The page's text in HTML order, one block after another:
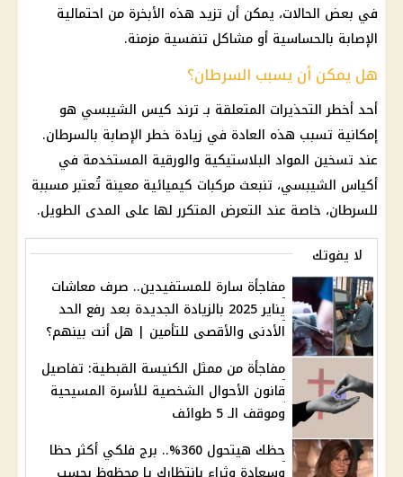
في بعض الحالات، يمكن أن تزيد هذه الأبخرة من احتمالية
الإصابة بالحساسية أو مشاكل تنفسية مزمنة.
هل يمكن أن يسبب السرطان؟
أحد أخطر التحذيرات المتعلقة بـ ترند كيس الشيبسي هو
إمكانية تسبب هذه العادة في زيادة خطر الإصابة بالسرطان.
عند تسخين المواد البلاستيكية والورقية المستخدمة في
أكياس الشيبسي، تنبعث مركبات كيميائية معينة تُعتبر مسببة
للسرطان، خاصة عند التعرض المتكرر لها على المدى الطويل.
لا يفوتك
مفاجأة سارة للمستفيدين.. صرف معاشات
يناير 2025 بالزيادة الجديدة بعد رفع الحد
الأدنى والأقصى للتأمين | هل أنت بينهم؟
مفاجأة من ممثل الكنيسة القبطية: تفاصيل
قانون الأحوال الشخصية للأسرة المسيحية
وموقف الـ 5 طوائف
حظك هيتحول 360%.. برج فلكي أكثر حظا